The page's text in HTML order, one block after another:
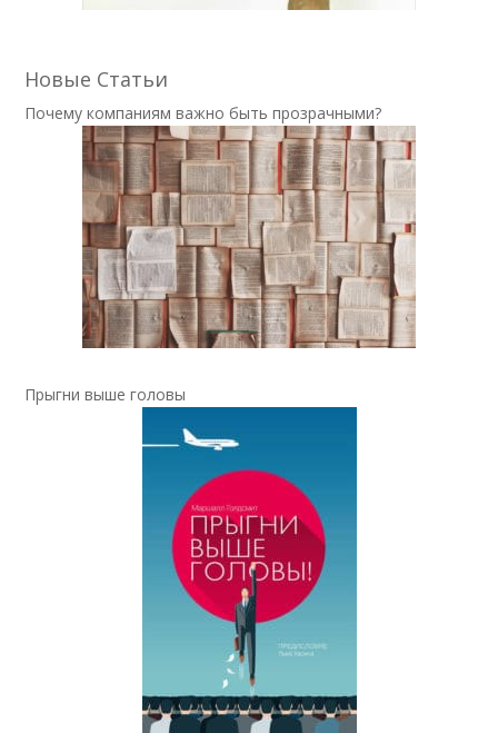
Новые Статьи
Почему компаниям важно быть прозрачными?
Прыгни выше головы